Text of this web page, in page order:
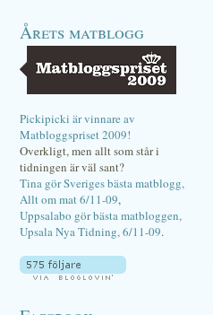
Årets matblogg
Pickipicki är vinnare av
Matbloggspriset 2009!
Overkligt, men allt som står i
tidningen är väl sant?
Tina gör Sveriges bästa matblogg,
Allt om mat 6/11-09,
Uppsalabo gör bästa matbloggen,
Upsala Nya Tidning, 6/11-09.